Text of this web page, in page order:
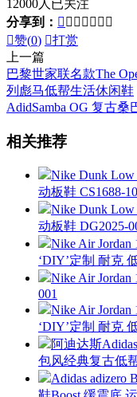
12000人已关注
分享到：       
赞(0) 打赏
上一篇
巴黎世家联名款The
列彪马低帮生活休闲鞋
AdidSamba OG 复古桑
相关推荐
Nike Dunk
动板鞋 CS1688-
Nike Dunk
动板鞋 DG2025-
Nike Air Jordan
‘DIY’定制 耐克
Nike Air
001
Nike Air Jordan
‘DIY’定制 耐克
阿迪达斯
包风经典复古低
Adidas adizero